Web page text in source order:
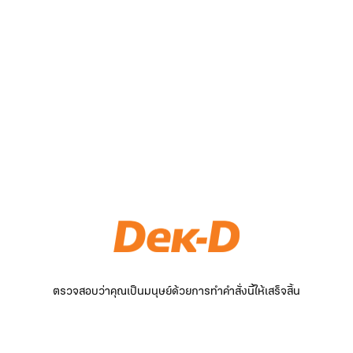
ตรวจสอบว่าคุณเป็นมนุษย์ด้วยการทำคำสั่งนี้ให้เสร็จสิ้น